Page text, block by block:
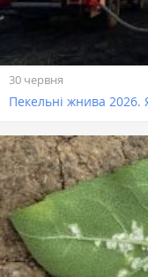
30 червня
Пекельні жнива